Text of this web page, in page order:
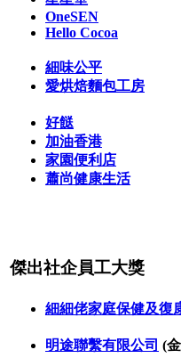
OneSEN
Hello Cocoa
細味公平
愛烘焙麵包工房
好餸
加油香港
家園便利店
蕭尚健康生活
傑出社企員工大獎
細細佬家庭保健及復
明途聯繫有限公司 (